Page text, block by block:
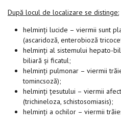
După locul de localizare se distinge:
helminți lucide – viermii sunt
(ascaridoză, enterobioză
helminți al sistemului hepato-
biliară și ficatul;
helminți pulmonar – viermii
tomincsoză);
helminți țesutului – viermii
(trichineloza, schistosomiasis);
helminți a ochilor – viermii